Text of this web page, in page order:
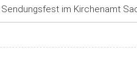
Sendungsfest im Kirchenamt